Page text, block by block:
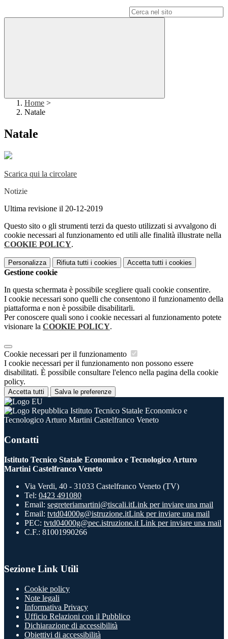
Home >
Natale
Natale
Scarica qui la circolare
Notizie
Ultima revisione il 20-12-2019
Questo sito o gli strumenti terzi da questo utilizzati si avvalgono di
cookie necessari al funzionamento ed utili alle finalità illustrate nella
COOKIE POLICY.
Personalizza Rifiuta tutti i cookies Accetta tutti i cookies
Gestione cookie
In questa schermata è possibile scegliere quali cookie consentire.
I cookie necessari sono quelli che consentono il funzionamento della
piattaforma e non è possibile disabilitarli.
Per conoscere quali sono i cookie necessari al funzionamento potete
visionare la COOKIE POLICY.
Cookie necessari per il funzionamento
I cookie necessari per il funzionamento non possono essere
disabilitati. È possibile consultare l'elenco nella pagina della cookie
policy.
Accetta tutti Salva le preferenze
Istituto Tecnico Statale Economico e
Tecnologico Arturo Martini Castelfranco Veneto
Contatti
Istituto Tecnico Statale Economico e Tecnologico Arturo
Martini Castelfranco Veneto
Via Verdi, 40 - 31033 Castelfranco Veneto (TV)
Tel: 0423 491080
Email: segreteriamartini@tiscali.itLink per inviare una mail
Email: tvtd04000g@istruzione.itLink per inviare una mail
PEC: tvtd04000g@pec.istruzione.it Link per inviare una mail
C.F.: 81001990266
Sezione Link Utili
Cookie policy
Note legali
Informativa Privacy
Ufficio Relazioni con il Pubblico
Dichiarazione di accessibilità
Obiettivi di accessibilità